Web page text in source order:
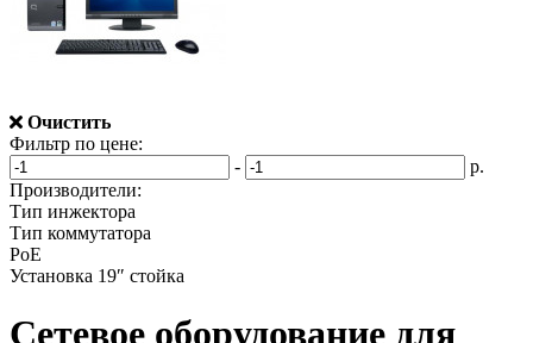
Очистить
Фильтр по цене:
-
р.
Производители:
Тип инжектора
Тип коммутатора
РоЕ
Установка 19″ стойка
Сетевое оборудование для